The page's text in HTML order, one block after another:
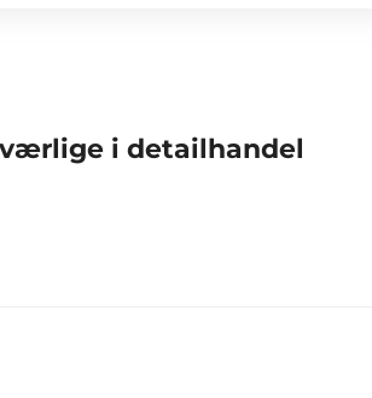
i detailhandel